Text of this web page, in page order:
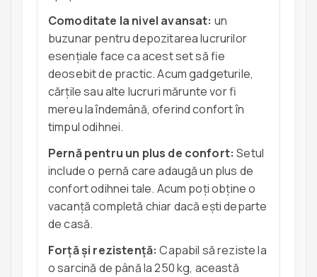
Comoditate la nivel avansat: un
buzunar pentru depozitarea lucrurilor
esențiale face ca acest set să fie
deosebit de practic. Acum gadgeturile,
cărțile sau alte lucruri mărunte vor fi
mereu la îndemână, oferind confort în
timpul odihnei.
Pernă pentru un plus de confort: Setul
include o pernă care adaugă un plus de
confort odihnei tale. Acum poți obține o
vacanță completă chiar dacă ești departe
de casă.
Forță și rezistență: Capabil să reziste la
o sarcină de până la 250 kg, această